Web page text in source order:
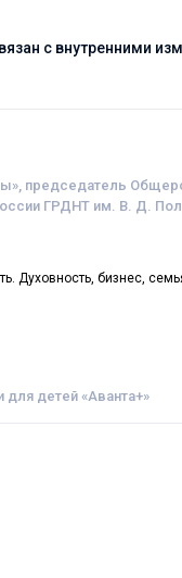
с внутренними
председатель
ГРДНТ им. В. Д.
Духовность, бизнес,
детей «Аванта+»